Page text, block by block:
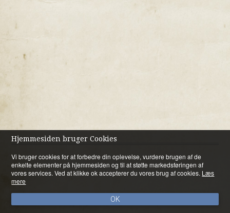
Hjemmesiden bruger Cookies
Vi bruger cookies for at forbedre din oplevelse, vurdere brugen af de
enkelte elementer på hjemmesiden og til at støtte markedsføringen af
vores services. Ved at klikke ok accepterer du vores brug af cookies. Læs
mere